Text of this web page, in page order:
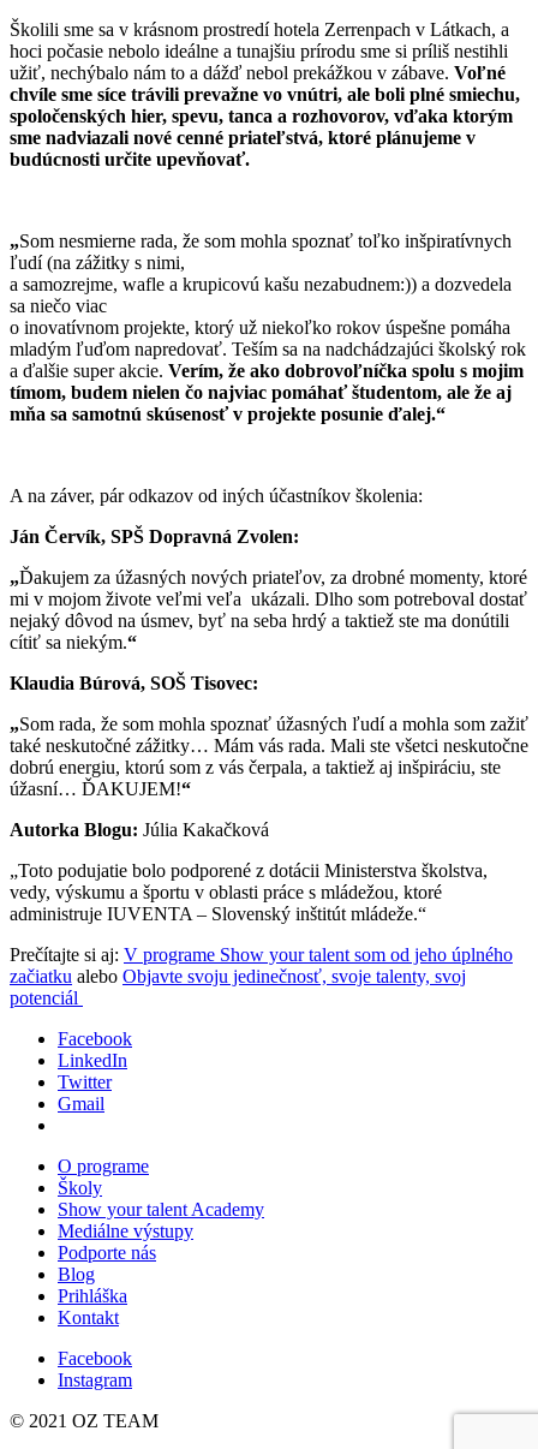
Školili sme sa v krásnom prostredí hotela Zerrenpach v Látkach, a
hoci počasie nebolo ideálne a tunajšiu prírodu sme si príliš nestihli
užiť, nechýbalo nám to a dážď nebol prekážkou v zábave. Voľné
chvíle sme síce trávili prevažne vo vnútri, ale boli plné smiechu,
spoločenských hier, spevu, tanca a rozhovorov, vďaka ktorým
sme nadviazali nové cenné priateľstvá, ktoré plánujeme v
budúcnosti určite upevňovať.
„Som nesmierne rada, že som mohla spoznať toľko inšpiratívnych
ľudí (na zážitky s nimi,
a samozrejme, wafle a krupicovú kašu nezabudnem:)) a dozvedela
sa niečo viac
o inovatívnom projekte, ktorý už niekoľko rokov úspešne pomáha
mladým ľuďom napredovať. Teším sa na nadchádzajúci školský rok
a ďalšie super akcie. Verím, že ako dobrovoľníčka spolu s mojim
tímom, budem nielen čo najviac pomáhať študentom, ale že aj
mňa sa samotnú skúsenosť v projekte posunie ďalej.“
A na záver, pár odkazov od iných účastníkov školenia:
Ján Červík, SPŠ Dopravná Zvolen:
„Ďakujem za úžasných nových priateľov, za drobné momenty, ktoré
mi v mojom živote veľmi veľa ukázali. Dlho som potreboval dostať
nejaký dôvod na úsmev, byť na seba hrdý a taktiež ste ma donútili
cítiť sa niekým.“
Klaudia Búrová, SOŠ Tisovec:
„Som rada, že som mohla spoznať úžasných ľudí a mohla som zažiť
také neskutočné zážitky… Mám vás rada. Mali ste všetci neskutočne
dobrú energiu, ktorú som z vás čerpala, a taktiež aj inšpiráciu, ste
úžasní… ĎAKUJEM!“
Autorka Blogu: Júlia Kakačková
„Toto podujatie bolo podporené z dotácii Ministerstva školstva,
vedy, výskumu a športu v oblasti práce s mládežou, ktoré
administruje IUVENTA – Slovenský inštitút mládeže.“
Prečítajte si aj: V programe Show your talent som od jeho úplného
začiatku alebo Objavte svoju jedinečnosť, svoje talenty, svoj
potenciál
Facebook
LinkedIn
Twitter
Gmail
O programe
Školy
Show your talent Academy
Mediálne výstupy
Podporte nás
Blog
Prihláška
Kontakt
Facebook
Instagram
© 2021 OZ TEAM